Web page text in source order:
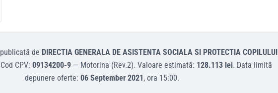
publicată de DIRECTIA GENERALA DE ASISTENTA SOCIALA SI PROTECTIA COPILULUI
Cod CPV: 09134200-9 — Motorina (Rev.2). Valoare estimată: 128.113 lei. Data limită
depunere oferte: 06 September 2021, ora 15:00.